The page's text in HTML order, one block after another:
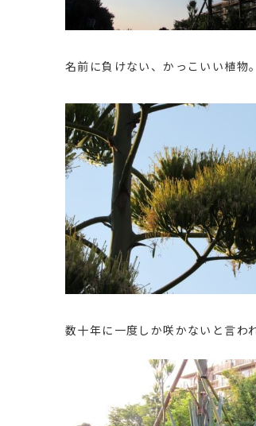
名前に負けない、かっこいい植物。
数十年に一度しか咲かないと言わ